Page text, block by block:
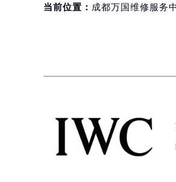
当前位置： 成都万国维修服务